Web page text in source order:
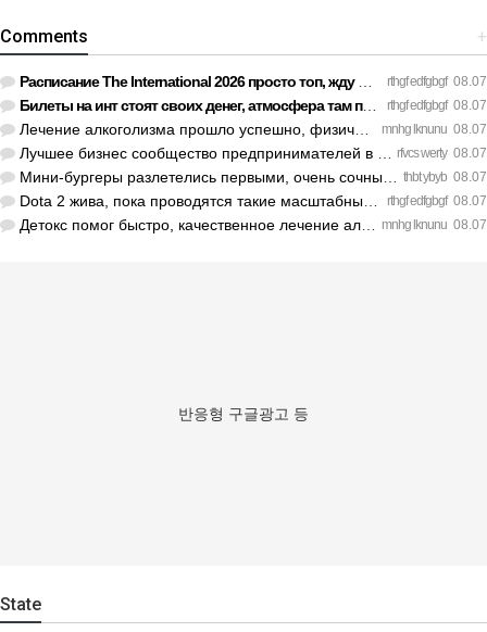
+
Comments
rthgf edfgbgf 08.07
Расписание The International 2026 просто топ, жду финал! htt…
rthgf edfgbgf 08.07
Билеты на инт стоят своих денег, атмосфера там просто непере…
mnhg lknunu 08.07
Лечение алкоголизма прошло успешно, физической тяги больше н…
rfvcs werty 08.07
Лучшее бизнес сообщество предпринимателей в Санкт-Петербурге…
thbt ybyb 08.07
Мини-бургеры разлетелись первыми, очень сочные. https://inte…
rthgf edfgbgf 08.07
Dota 2 жива, пока проводятся такие масштабные турниры. https…
mnhg lknunu 08.07
Детокс помог быстро, качественное лечение алкоголизма Санкт-…
반응형 구글광고 등
State